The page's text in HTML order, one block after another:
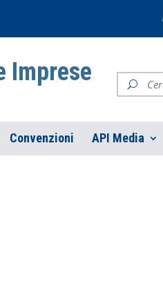
Imprese
Convenzioni API Media